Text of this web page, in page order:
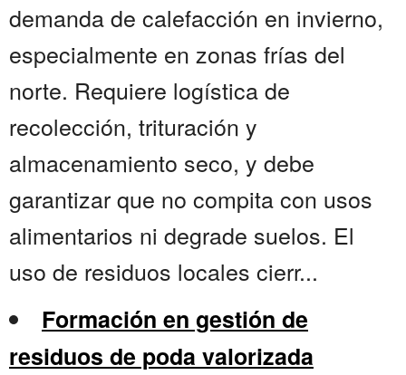
demanda de calefacción en invierno,
especialmente en zonas frías del
norte. Requiere logística de
recolección, trituración y
almacenamiento seco, y debe
garantizar que no compita con usos
alimentarios ni degrade suelos. El
uso de residuos locales cierr...
Formación en gestión de
residuos de poda valorizada